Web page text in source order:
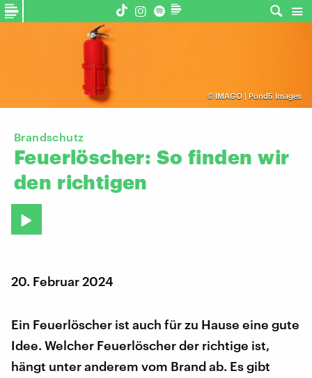
© IMAGO | Pond5 Images
Brandschutz
Feuerlöscher: So finden wir
den richtigen
20. Februar 2024
Ein Feuerlöscher ist auch für zu Hause eine gute
Idee. Welcher Feuerlöscher der richtige ist,
hängt unter anderem vom Brand ab. Es gibt